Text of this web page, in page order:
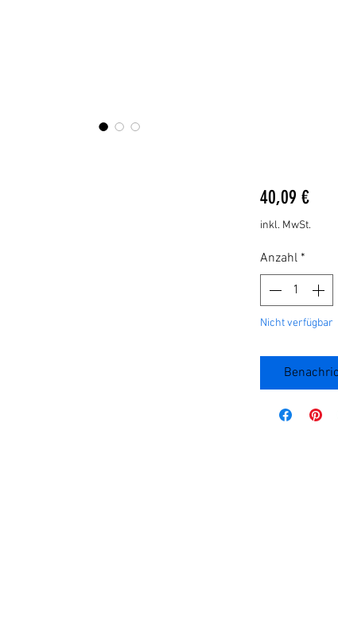
40,09 €Preis
inkl. MwSt.
Anzahl *
Nicht verfügbar